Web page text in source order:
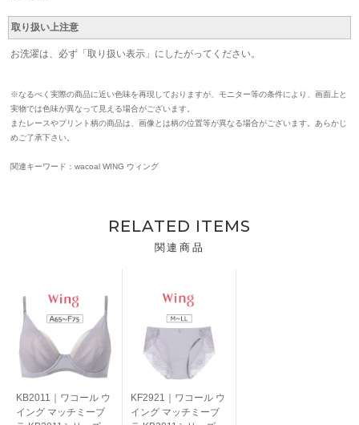
取り扱い上注意
お洗濯は、必ず「取り扱い表示」にしたがってください。
※なるべく実際の商品に近い色味を再現しておりますが、モニター等の条件により、画面上と
実物では色味が異なって見える場合がございます。
またレースやプリント柄の商品は、画像とは柄の位置等が異なる場合がございます。あらかじ
めご了承下さい。
関連キーワード：wacoal WING ウィング
RELATED ITEMS
関連商品
KB2011｜ワコール ウ
イング マッチミーブ
KF2921｜ワコール ウ
イング マッチミーブ